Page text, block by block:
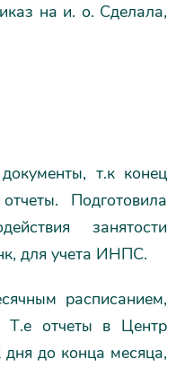
на и. о. Сделала,
т.к конец
Подготовила
занятости
для учета ИНПС.
расписанием,
Т.е отчеты в Центр
дня до конца месяца,